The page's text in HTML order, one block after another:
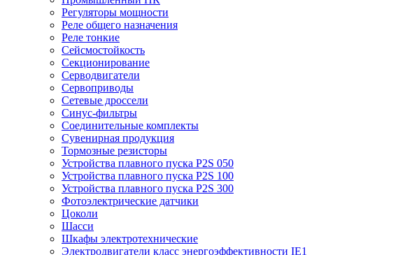
Регуляторы мощности
Реле общего назначения
Реле тонкие
Сейсмостойкость
Секционирование
Серводвигатели
Сервоприводы
Сетевые дроссели
Синус-фильтры
Соединительные комплекты
Сувенирная продукция
Тормозные резисторы
Устройства плавного пуска P2S 050
Устройства плавного пуска P2S 100
Устройства плавного пуска P2S 300
Фотоэлектрические датчики
Цоколи
Шасси
Шкафы электротехнические
Электродвигатели класс энергоэффективности IE1